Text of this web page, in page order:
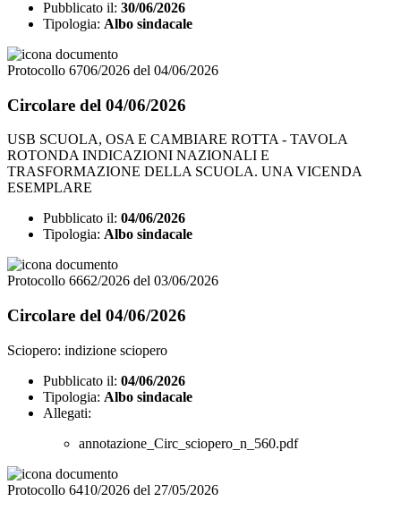
Pubblicato il: 30/06/2026
Tipologia: Albo sindacale
Protocollo 6706/2026 del 04/06/2026
Circolare del 04/06/2026
USB SCUOLA, OSA E CAMBIARE ROTTA - TAVOLA
ROTONDA INDICAZIONI NAZIONALI E
TRASFORMAZIONE DELLA SCUOLA. UNA VICENDA
ESEMPLARE
Pubblicato il: 04/06/2026
Tipologia: Albo sindacale
Protocollo 6662/2026 del 03/06/2026
Circolare del 04/06/2026
Sciopero: indizione sciopero
Pubblicato il: 04/06/2026
Tipologia: Albo sindacale
Allegati:
annotazione_Circ_sciopero_n_560.pdf
Protocollo 6410/2026 del 27/05/2026